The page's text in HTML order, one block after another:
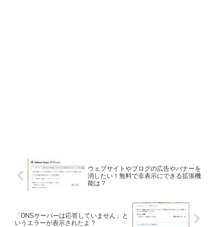
ウェブサイトやブログの広告やバナーを
消したい！無料で非表示にできる拡張機
能は？
「DNSサーバーは応答していません」と
いうエラーが表示されたよ？